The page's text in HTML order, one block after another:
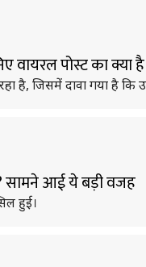
वायरल पोस्ट का क्या
है, जिसमें दावा गया है
सामने आई ये बड़ी वजह
हुई।